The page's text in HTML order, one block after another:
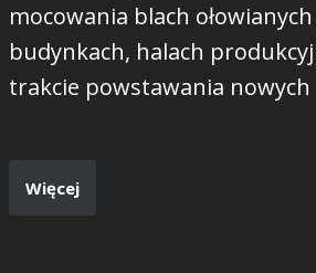
mocowania blach
budynkach, halach
trakcie powstawania nowych
Więcej